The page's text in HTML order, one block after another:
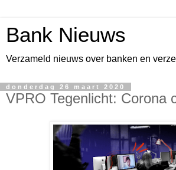
Bank Nieuws
Verzameld nieuws over banken en
donderdag 26 maart 2020
VPRO Tegenlicht: Corona